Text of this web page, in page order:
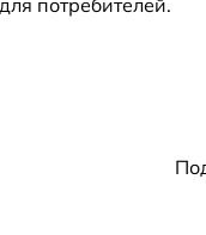
потребителей.